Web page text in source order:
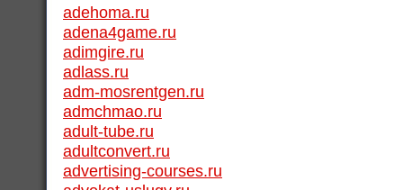
adehoma.ru
adena4game.ru
adimgire.ru
adlass.ru
adm-mosrentgen.ru
admchmao.ru
adult-tube.ru
adultconvert.ru
advertising-courses.ru